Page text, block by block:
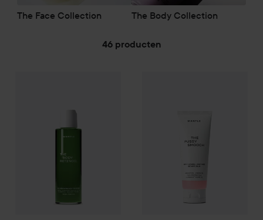
The Face Collection The Body Collection
46 producten